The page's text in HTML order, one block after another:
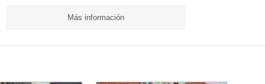
Más información